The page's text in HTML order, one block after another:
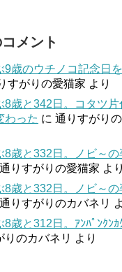
メント
9歳のウチノコ記念日を
すがりの愛猫家 より
8歳と342日。コタツ片
わった に 通りすがり
8歳と332日。ノビ～の
通りすがりの愛猫家 より
8歳と332日。ノビ～の
通りすがりのカバネリ
8歳と312日。ｱﾝﾊﾟﾝｸﾝｶ
りのカバネリ より